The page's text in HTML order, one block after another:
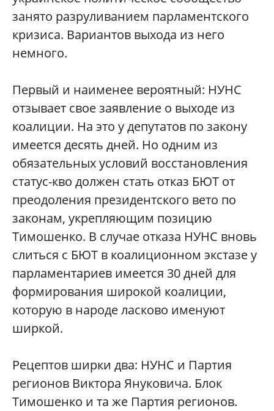
занято разруливанием парламентского
кризиса. Вариантов выхода из него
немного.
Первый и наименее вероятный: НУНС
отзывает свое заявление о выходе из
коалиции. На это у депутатов по закону
имеется десять дней. Но одним из
обязательных условий восстановления
статус-кво должен стать отказ БЮТ от
преодоления президентского вето по
законам, укрепляющим позицию
Тимошенко. В случае отказа НУНС вновь
слиться с БЮТ в коалиционном экстазе у
парламентариев имеется 30 дней для
формирования широкой коалиции,
которую в народе ласково именуют
ширкой.
Рецептов ширки два: НУНС и Партия
регионов Виктора Януковича. Блок
Тимошенко и та же Партия регионов.